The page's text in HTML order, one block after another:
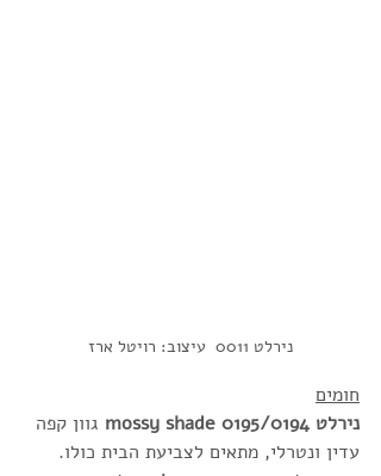
נירלט 0011  עיצוב: רויטל ארז
חומים
נירלט 0195/0194 mossy shade
גוון קפה
עדין ונטרלי, מתאים לצביעת הבית כולו.